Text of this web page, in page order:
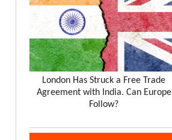
London Has Struck a Free Trade
Agreement with India. Can Europe
Follow?